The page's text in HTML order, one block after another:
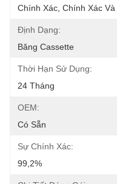
Chính Xác, Chính Xác
Định Dạng:
Băng Cassette
Thời Hạn Sử Dụng:
24 Tháng
OEM:
Có Sẵn
Sự Chính Xác:
99,2%